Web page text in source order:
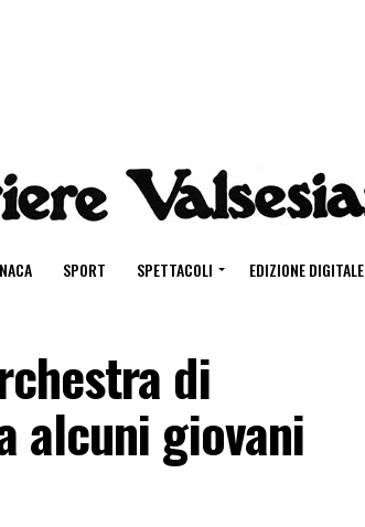
SPORT SPETTACOLI EDIZIONE DIGITALE
di
alcuni giovani